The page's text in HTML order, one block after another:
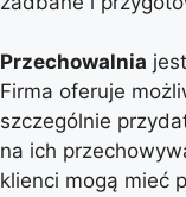
Przechowalnia
Firma oferuje
szczególnie
na ich
klienci mogą mieć